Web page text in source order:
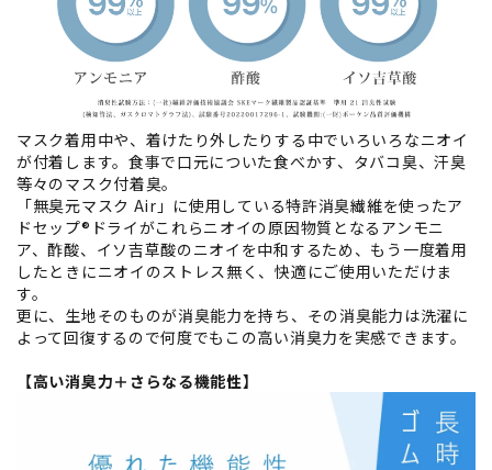
マスク着用中や、着けたり外したりする中でいろいろなニオイ
が付着します。食事で口元についた食べかす、タバコ臭、汗臭
等々のマスク付着臭。
「無臭元マスク Air」に使用している特許消臭繊維を使ったア
ドセップ®ドライがこれらニオイの原因物質となるアンモニ
ア、酢酸、イソ吉草酸のニオイを中和するため、もう一度着用
したときにニオイのストレス無く、快適にご使用いただけま
す。
更に、生地そのものが消臭能力を持ち、その消臭能力は洗濯に
よって回復するので何度でもこの高い消臭力を実感できます。
【高い消臭力＋さらなる機能性】